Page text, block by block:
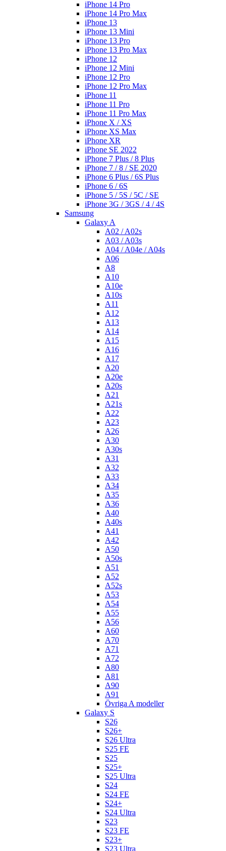
iPhone 14 Pro
iPhone 14 Pro Max
iPhone 13
iPhone 13 Mini
iPhone 13 Pro
iPhone 13 Pro Max
iPhone 12
iPhone 12 Mini
iPhone 12 Pro
iPhone 12 Pro Max
iPhone 11
iPhone 11 Pro
iPhone 11 Pro Max
iPhone X / XS
iPhone XS Max
iPhone XR
iPhone SE 2022
iPhone 7 Plus / 8 Plus
iPhone 7 / 8 / SE 2020
iPhone 6 Plus / 6S Plus
iPhone 6 / 6S
iPhone 5 / 5S / 5C / SE
iPhone 3G / 3GS / 4 / 4S
Samsung
Galaxy A
A02 / A02s
A03 / A03s
A04 / A04e / A04s
A06
A8
A10
A10e
A10s
A11
A12
A13
A14
A15
A16
A17
A20
A20e
A20s
A21
A21s
A22
A23
A26
A30
A30s
A31
A32
A33
A34
A35
A36
A40
A40s
A41
A42
A50
A50s
A51
A52
A52s
A53
A54
A55
A56
A60
A70
A71
A72
A80
A81
A90
A91
Övriga A modeller
Galaxy S
S26
S26+
S26 Ultra
S25 FE
S25
S25+
S25 Ultra
S24
S24 FE
S24+
S24 Ultra
S23
S23 FE
S23+
S23 Ultra